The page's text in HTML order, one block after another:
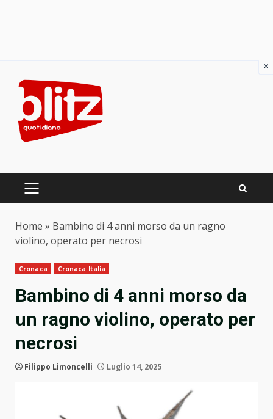
content
PRIMARY
Home » Bambino di 4 anni morso da un ragno
violino, operato per necrosi
Cronaca Cronaca Italia
Bambino di 4 anni morso da
un ragno violino, operato per
necrosi
Filippo Limoncelli Luglio 14, 2025
×